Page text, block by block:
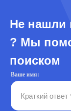
Не нашли
? Мы
поиском
Ваше имя: